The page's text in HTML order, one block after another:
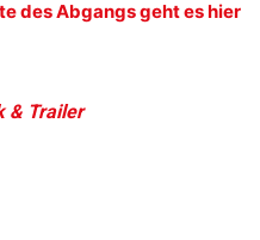
des Abgangs geht es hier
& Trailer